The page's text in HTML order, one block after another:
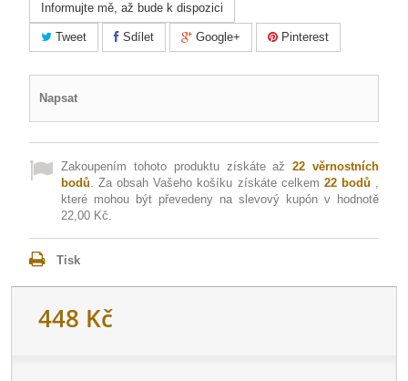
Informujte mě, až bude k dispozici
Tweet Sdílet Google+ Pinterest
Napsat
Zakoupením tohoto produktu získáte až22 věrnostních
bodů. Za obsah Vašeho košíku získáte celkem 22bodů ,
které mohou být převedeny na slevový kupón v hodnotě
22,00 Kč.
Tisk
448 Kč